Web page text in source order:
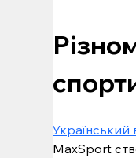
Український
MaxSport